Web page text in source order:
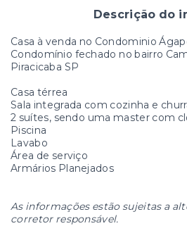
Descrição do
Casa à venda no Condominio
Condomínio fechado no bairro
Piracicaba SP
Casa térrea
Sala integrada com cozinha e
2 suítes, sendo uma master com
Piscina
Lavabo
Área de serviço
Armários Planejados
As informações estão sujeitas a
corretor responsável.